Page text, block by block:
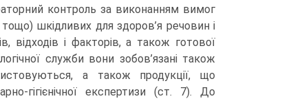
контроль за виконанням вимог
шкідливих для здоров’я речовин і
відходів і факторів, а також готової
служби вони зобов’язані також
а також продукції, що
гігієнічної експертизи (ст. 7). До